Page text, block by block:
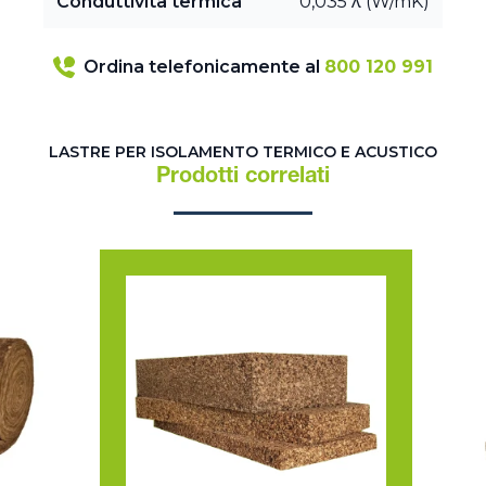
Ordina telefonicamente al 800 120 991
LASTRE PER ISOLAMENTO TERMICO E ACUSTICO
Prodotti correlati